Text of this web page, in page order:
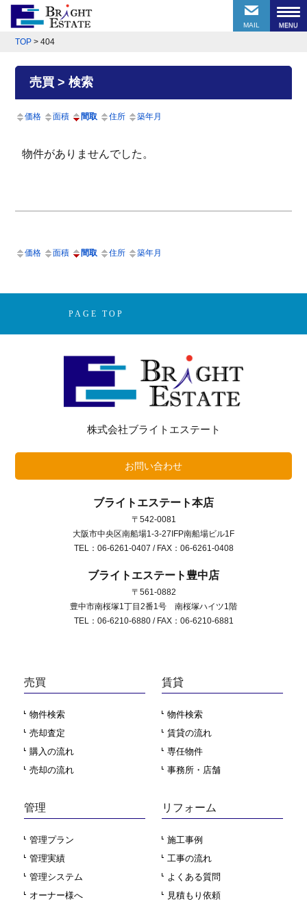
MAIL
TOP >404
売買 > 検索
価格 面積 間取 住所 築年月
物件がありませんでした。
価格 面積 間取 住所 築年月
PAGE TOP
株式会社ブライトエステート
お問い合わせ
ブライトエステート本店
〒542-0081
大阪市中央区南船場1-3-27IFP南船場ビル1F
TEL：06-6261-0407 / FAX：06-6261-0408
ブライトエステート豊中店
〒561-0882
豊中市南桜塚1丁目2番1号 南桜塚ハイツ1階
TEL：06-6210-6880 / FAX：06-6210-6881
売買
物件検索
売却査定
購入の流れ
売却の流れ
賃貸
物件検索
賃貸の流れ
専任物件
事務所・店舗
管理
管理プラン
管理実績
管理システム
オーナー様へ
リフォーム
施工事例
工事の流れ
よくある質問
見積もり依頼